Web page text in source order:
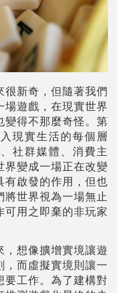
很新奇，但隨著我們
場遊戲，在現實世界
變得不那麼奇怪。第
現實生活的每個層
社群媒體、消費主
界變成一場正在改變
有啟發的作用，但也
世界視為一場無止
用之即棄的非玩家
想像擴增實境讓遊
，而虛擬實境則讓一
要工作。為了建構對